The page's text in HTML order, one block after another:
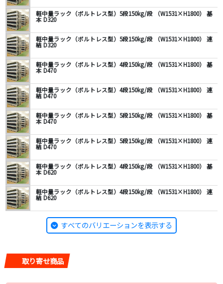
軽中量ラック（ボルトレス型）5段150kg/段 （W1531×H1800） 基
本 D320
軽中量ラック（ボルトレス型）5段150kg/段 （W1531×H1800） 連
結 D320
軽中量ラック（ボルトレス型）4段150kg/段 （W1531×H1800） 基
本 D470
軽中量ラック（ボルトレス型）4段150kg/段 （W1531×H1800） 連
結 D470
軽中量ラック（ボルトレス型）5段150kg/段 （W1531×H1800） 基
本 D470
軽中量ラック（ボルトレス型）5段150kg/段 （W1531×H1800） 連
結 D470
軽中量ラック（ボルトレス型）4段150kg/段 （W1531×H1800） 基
本 D620
軽中量ラック（ボルトレス型）4段150kg/段 （W1531×H1800） 連
結 D620
すべてのバリエーションを表示する
取り寄せ商品